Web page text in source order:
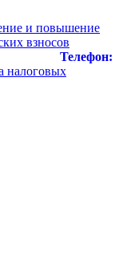
и повышение
взносов
Телефон:
налоговых